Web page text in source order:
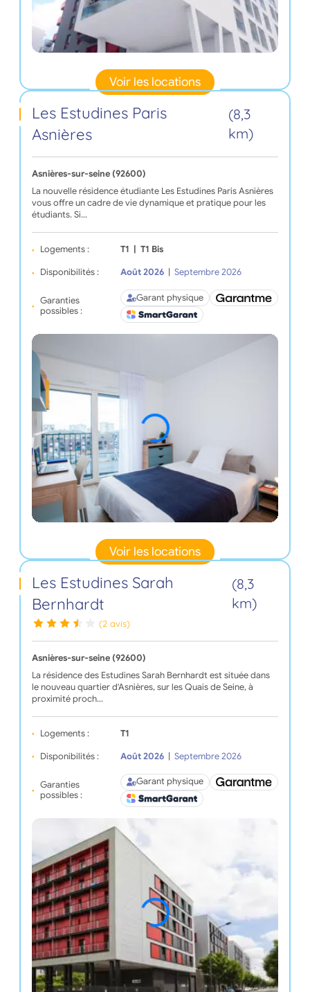
Voir les locations
Les Estudines Paris
Asnières
(8,3
km)
Asnières-sur-seine (92600)
La nouvelle résidence étudiante Les Estudines Paris Asnières
vous offre un cadre de vie dynamique et pratique pour les
étudiants. Si…
Logements : T1 T1 Bis
Disponibilités : Août 2026 Septembre 2026
Garanties
possibles :
Garant physique
Voir les locations
Les Estudines Sarah
Bernhardt
(8,3
km)
(2 avis)
Asnières-sur-seine (92600)
La résidence des Estudines Sarah Bernhardt est située dans
le nouveau quartier d'Asnières, sur les Quais de Seine, à
proximité proch…
Logements : T1
Disponibilités : Août 2026 | Septembre 2026
Garanties
possibles :
Garant physique